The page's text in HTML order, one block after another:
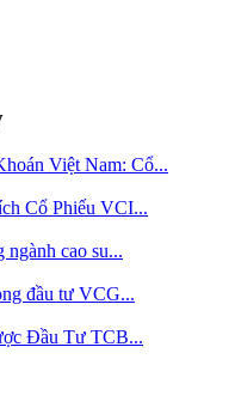
Việt Nam: Cổ...
Cổ Phiếu VCI...
cao su...
đầu tư VCG...
Đầu Tư TCB...